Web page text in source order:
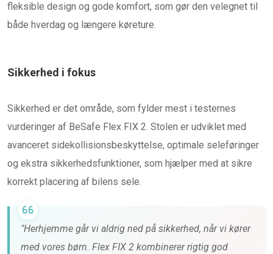
fleksible design og gode komfort, som gør den velegnet til
både hverdag og længere køreture.
Sikkerhed i fokus
Sikkerhed er det område, som fylder mest i testernes
vurderinger af BeSafe Flex FIX 2. Stolen er udviklet med
avanceret sidekollisionsbeskyttelse, optimale seleføringer
og ekstra sikkerhedsfunktioner, som hjælper med at sikre
korrekt placering af bilens sele.
"Herhjemme går vi aldrig ned på sikkerhed, når vi kører
med vores børn. Flex FIX 2 kombinerer rigtig god